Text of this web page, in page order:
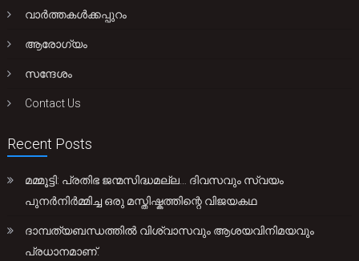
വാർത്തകൾക്കപ്പുറം
ആരോഗ്യം
സന്ദേശം
Contact Us
Recent Posts
മമ്മൂട്ടി: പ്രതിഭ ജന്മസിദ്ധമല്ല… ദിവസവും സ്വയം
പുനർനിർമ്മിച്ച ഒരു മസ്തിഷ്കത്തിന്റെ വിജയകഥ
ദാമ്പത്യബന്ധത്തിൽ വിശ്വാസവും ആശയവിനിമയവും
പ്രധാനമാണ്.